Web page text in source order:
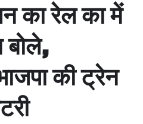
का रेल का में
बोले,
की ट्रेन